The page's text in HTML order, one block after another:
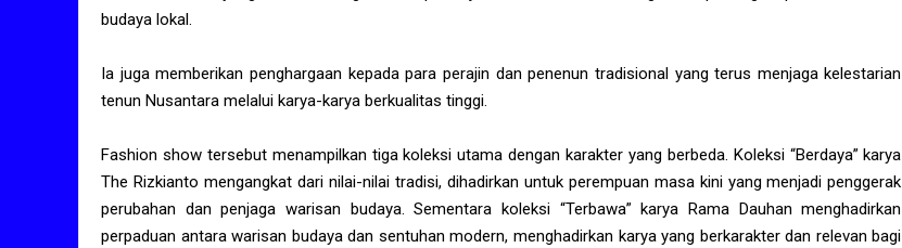
budaya lokal.
Ia juga memberikan penghargaan kepada para perajin dan penenun tradisional yang terus menjaga kelestarian
tenun Nusantara melalui karya-karya berkualitas tinggi.
Fashion show tersebut menampilkan tiga koleksi utama dengan karakter yang berbeda. Koleksi “Berdaya” karya
The Rizkianto mengangkat dari nilai-nilai tradisi, dihadirkan untuk perempuan masa kini yang menjadi penggerak
perubahan dan penjaga warisan budaya. Sementara koleksi “Terbawa” karya Rama Dauhan menghadirkan
perpaduan antara warisan budaya dan sentuhan modern, menghadirkan karya yang berkarakter dan relevan bagi